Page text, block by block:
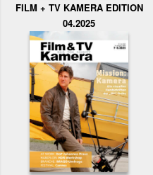
FILM + TV KAMERA EDITION
04.2025